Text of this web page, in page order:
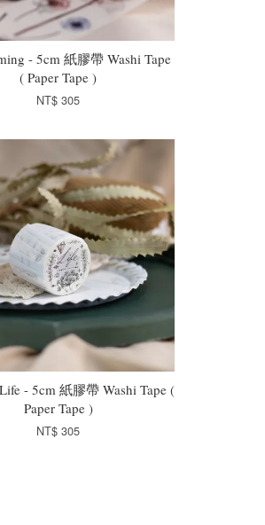
- 5cm 紙膠帶 Washi Tape
( Paper Tape )
NT$ 305
- 5cm 紙膠帶 Washi Tape (
Paper Tape )
NT$ 305